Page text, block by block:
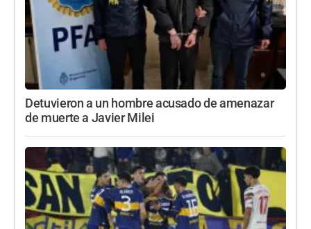
Detuvieron a un hombre acusado de amenazar
de muerte a Javier Milei